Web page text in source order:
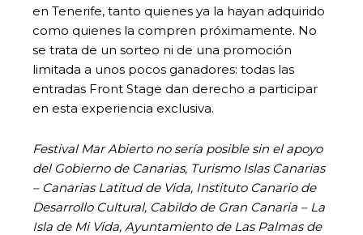
en Tenerife, tanto quienes ya la hayan adquirido
como quienes la compren próximamente. No
se trata de un sorteo ni de una promoción
limitada a unos pocos ganadores: todas las
entradas Front Stage dan derecho a participar
en esta experiencia exclusiva.
Festival Mar Abierto no sería posible sin el apoyo
del Gobierno de Canarias, Turismo Islas Canarias
– Canarias Latitud de Vida, Instituto Canario de
Desarrollo Cultural, Cabildo de Gran Canaria – La
Isla de Mi Vida, Ayuntamiento de Las Palmas de